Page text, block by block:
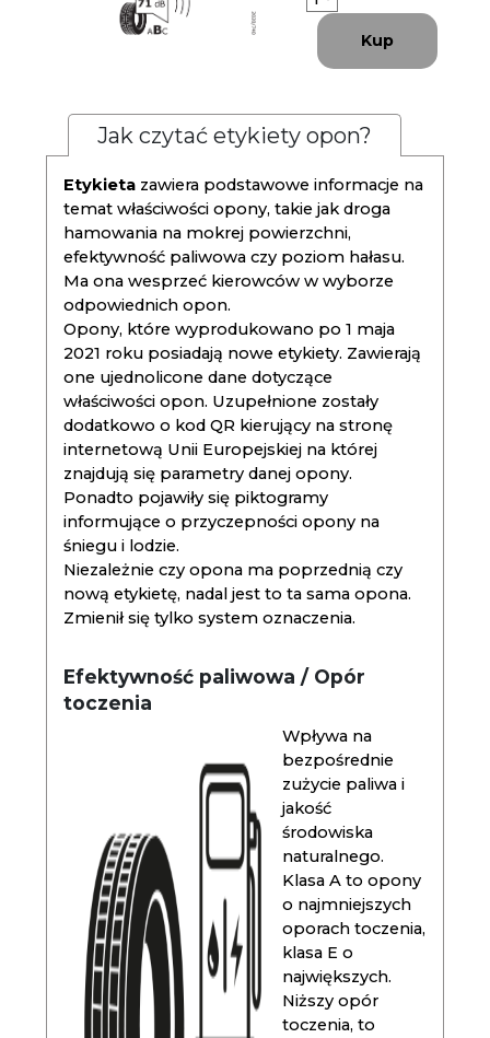
Kup
Jak czytać etykiety opon?
Etykieta zawiera podstawowe informacje na
temat właściwości opony, takie jak droga
hamowania na mokrej powierzchni,
efektywność paliwowa czy poziom hałasu.
Ma ona wesprzeć kierowców w wyborze
odpowiednich opon.
Opony, które wyprodukowano po 1 maja
2021 roku posiadają nowe etykiety. Zawierają
one ujednolicone dane dotyczące
właściwości opon. Uzupełnione zostały
dodatkowo o kod QR kierujący na stronę
internetową Unii Europejskiej na której
znajdują się parametry danej opony.
Ponadto pojawiły się piktogramy
informujące o przyczepności opony na
śniegu i lodzie.
Niezależnie czy opona ma poprzednią czy
nową etykietę, nadal jest to ta sama opona.
Zmienił się tylko system oznaczenia.
Efektywność paliwowa / Opór
toczenia
Wpływa na
bezpośrednie
zużycie paliwa i
jakość
środowiska
naturalnego.
Klasa A to opony
o najmniejszych
oporach toczenia,
klasa E o
największych.
Niższy opór
toczenia, to